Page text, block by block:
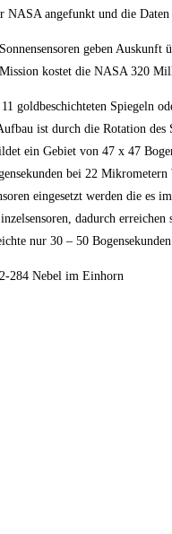
angefunkt und die
geben
kostet die NASA 320
goldbeschichteten Spiegeln
ist durch die Rotation
ein Gebiet von 47 x 47
bei 22
eingesetzt werden die
dadurch
nur 30 – 50